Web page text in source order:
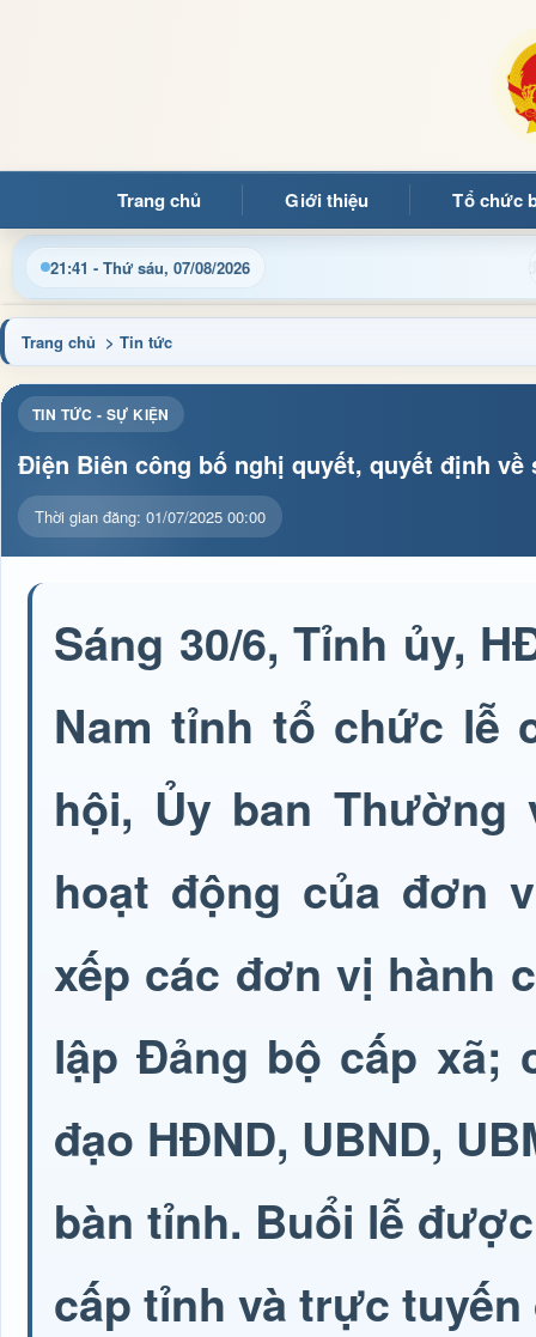
Trang chủ Giới thiệu Tổ chức
21:41 - Thứ sáu, 07/08/2026Chào mừng quý bạn đọc đến với
Trang chủ > Tin tức
TIN TỨC - SỰ KIỆN
Điện Biên công bố nghị quyết, quyết định
Thời gian đăng: 01/07/2025 00:00
Sáng 30/6, Tỉnh ủy,
Nam tỉnh tổ chức lễ
hội, Ủy ban
hoạt động của đơn
xếp các đơn vị hành
lập Đảng bộ cấp xã;
đạo HĐND, UBND,
bàn tỉnh. Buổi lễ
cấp tỉnh và trực